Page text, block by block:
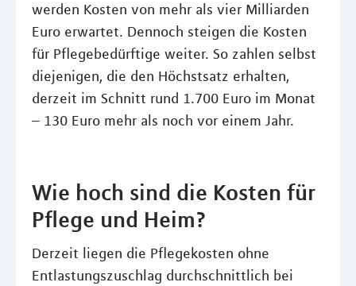
werden Kosten von mehr als vier Milliarden
Euro erwartet. Dennoch steigen die Kosten
für Pflegebedürftige weiter. So zahlen selbst
diejenigen, die den Höchstsatz erhalten,
derzeit im Schnitt rund 1.700 Euro im Monat
– 130 Euro mehr als noch vor einem Jahr.
Wie hoch sind die Kosten für
Pflege und Heim?
Derzeit liegen die Pflegekosten ohne
Entlastungszuschlag durchschnittlich bei